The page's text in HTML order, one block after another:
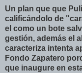
Un plan que que
calificándolo de
el como un bote
gestión, además el
caracteriza intenta
Fondo Zapatero
que inaugure en